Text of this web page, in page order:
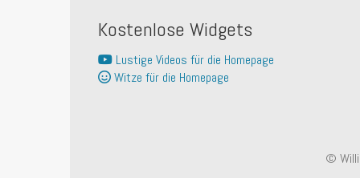
Kostenlose Widgets
Lustige Videos für die Homepage
Witze für die Homepage
©